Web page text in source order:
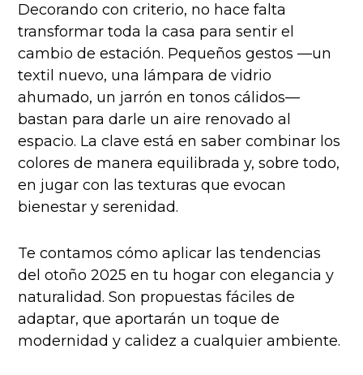
Decorando con criterio, no hace falta
transformar toda la casa para sentir el
cambio de estación. Pequeños gestos —un
textil nuevo, una lámpara de vidrio
ahumado, un jarrón en tonos cálidos—
bastan para darle un aire renovado al
espacio. La clave está en saber combinar los
colores de manera equilibrada y, sobre todo,
en jugar con las texturas que evocan
bienestar y serenidad.
Te contamos cómo aplicar las tendencias
del otoño 2025 en tu hogar con elegancia y
naturalidad. Son propuestas fáciles de
adaptar, que aportarán un toque de
modernidad y calidez a cualquier ambiente.